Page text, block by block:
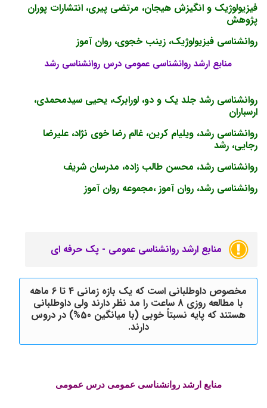
فیزیولوژیک و انگیزش هیجان، مرتضی پیری، انتشارات پوران
پژوهش
روانشناسی فیزیولوژیک، زینب خجوی، روان آموز
منابع ارشد روانشناسی عمومی درس روانشناسی رشد
روانشناسی رشد جلد یک و دو، لورابرک، یحیی سیدمحمدی،
ارسباران
روانشناسی رشد، ویلیام کرین، غالم رضا خوی نژاد، علیرضا
رجایی، رشد
روانشناسی رشد، محسن طالب زاده، مدرسان شریف
روانشناسی رشد، روان آموز ،مجموعه روان آموز
منابع ارشد روانشناسی عمومی - پک حرفه ای
مخصوص داوطلبانی است که یک بازه زمانی 4 تا 6 ماهه
با مطالعه روزی 8 ساعت را مد نظر دارند ولی داوطلبانی
هستند که پایه نسبتاً خوبی (با میانگین 50%) در دروس
دارند.
منابع ارشد روانشناسی عمومی درس عمومی